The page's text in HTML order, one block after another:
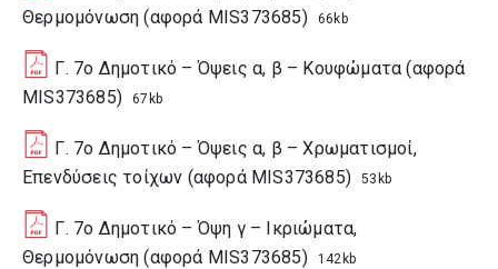
Θερμομόνωση (αφορά MIS373685)
66kb
Γ. 7ο Δημοτικό – Όψεις α, β – Κουφώματα (αφορά
MIS373685)
67kb
Γ. 7ο Δημοτικό – Όψεις α, β – Χρωματισμοί,
Επενδύσεις τοίχων (αφορά MIS373685)
53kb
Γ. 7ο Δημοτικό – Όψη γ – Ικριώματα,
Θερμομόνωση (αφορά MIS373685)
142kb